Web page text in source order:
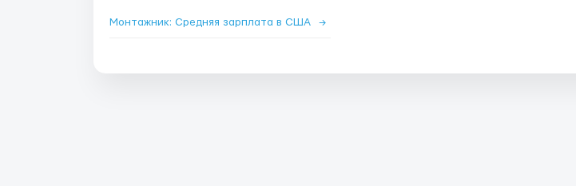
Монтажник: Средняя зарплата в США →